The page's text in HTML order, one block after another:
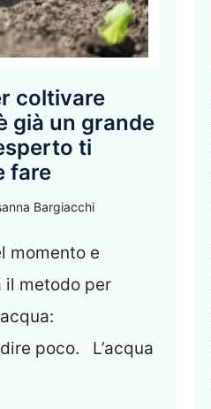
coltivare
già un grande
ti
fare
Bargiacchi
momento e
il metodo per
poco. L’acqua